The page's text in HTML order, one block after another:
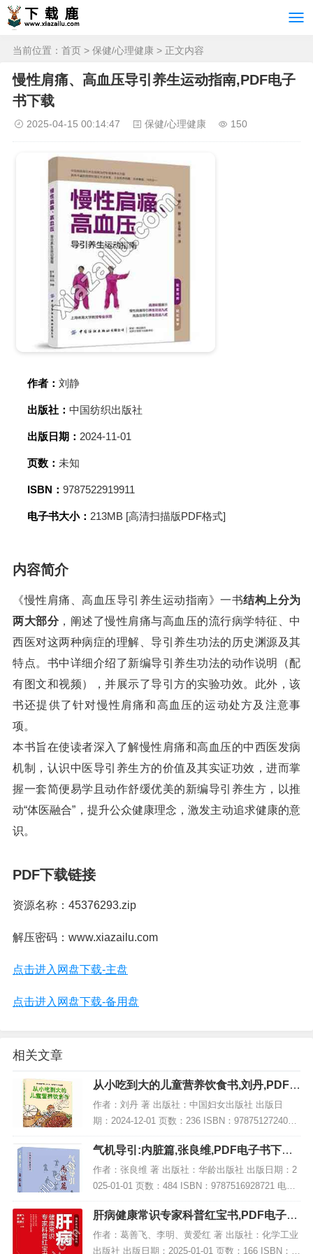
当前位置： 首页 > 保健/心理健康 > 正文内容
慢性肩痛、高血压导引养生运动指南,PDF电子
书下载
2025-04-15 00:14:47 保健/心理健康 150
作者： 刘静
出版社： 中国纺织出版社
出版日期： 2024-11-01
页数： 未知
ISBN： 9787522919911
电子书大小： 213MB [高清扫描版PDF格式]
内容简介
《慢性肩痛、高血压导引养生运动指南》一书结构上分为
两大部分，阐述了慢性肩痛与高血压的流行病学特征、中
西医对这两种病症的理解、导引养生功法的历史渊源及其
特点。书中详细介绍了新编导引养生功法的动作说明（配
有图文和视频），并展示了导引方的实验功效。此外，该
书还提供了针对慢性肩痛和高血压的运动处方及注意事
项。
本书旨在使读者深入了解慢性肩痛和高血压的中西医发病
机制，认识中医导引养生方的价值及其实证功效，进而掌
握一套简便易学且动作舒缓优美的新编导引养生方，以推
动“体医融合”，提升公众健康理念，激发主动追求健康的意
识。
PDF下载链接
资源名称：45376293.zip
解压密码：www.xiazailu.com
点击进入网盘下载-主盘
点击进入网盘下载-备用盘
相关文章
从小吃到大的儿童营养饮食书,刘丹,PDF电
子书网盘下载
作者：刘丹 著 出版社：中国妇女出版社 出版日
期：2024-12-01 页数：236 ISBN：9787512724037
电子书大小：187MB [高清扫描版PDF格式] 内容简
介 儿童饮...
气机导引:内脏篇,张良维,PDF电子书下载,
网盘资源
作者：张良维 著 出版社：华龄出版社 出版日期：2
025-01-01 页数：484 ISBN：9787516928721 电子
书大小：252MB [高清扫描版PDF格式] 内容简介 本
书《气...
肝病健康常识专家科普红宝书,PDF电子书
网盘下载
作者：葛善飞、李明、黄爱红 著 出版社：化学工业
出版社 出版日期：2025-01-01 页数：166 ISBN：9